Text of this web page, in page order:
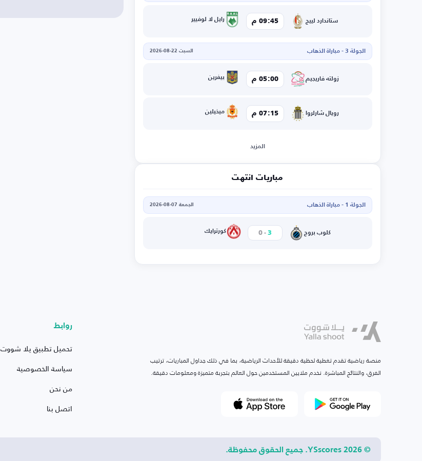
ستاندارد لييج 09:45 م رايل لا لوفيير
الجولة 3 - مباراة الذهاب السبت 22-08-2026
زولته فاريجيم 05:00 م بيفرين
رويال شارلروا 07:15 م ميخيلين
المزيد
مباريات انتهت
الجولة 1 - مباراة الذهاب الجمعة 07-08-2026
كلوب بروج 3
-
0 كورترايك
منصة رياضية تقدم تغطية لحظية دقيقة للأحداث الرياضية، بما في ذلك جداول المباريات، ترتيب
الفرق، والنتائج المباشرة. نخدم ملايين المستخدمين حول العالم بتجربة متميزة ومعلومات دقيقة.
روابط
تحميل تطبيق يلا شووت
سياسة الخصوصية
من نحن
اتصل بنا
© 2026 YSscores. جميع الحقوق محفوظة.